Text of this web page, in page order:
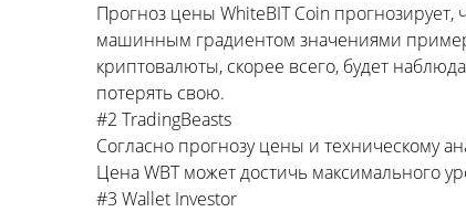
Прогноз цены WhiteBIT Coin
машинным градиентом значениями
криптовалюты, скорее всего, будет
потерять свою.
#2 TradingBeasts
Согласно прогнозу цены и техническому
Цена WBT может достичь максимального
#3 Wallet Investor